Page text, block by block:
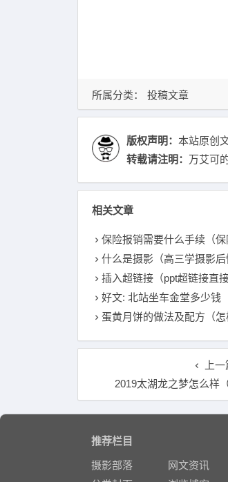
所属分类： 投稿文章
版权声明： 本站原创
转载请注明： 万艾可
相关文章
保险报销需要什么手续（保
什么是摄影（高三学摄影后
插入超链接（ppt超链接直
好文: 北站坐车金堂多少钱
蛋黄月饼的做法及配方（怎
上一
2019太湖龙之梦怎么样
推荐栏目
摄影部落 网文资讯